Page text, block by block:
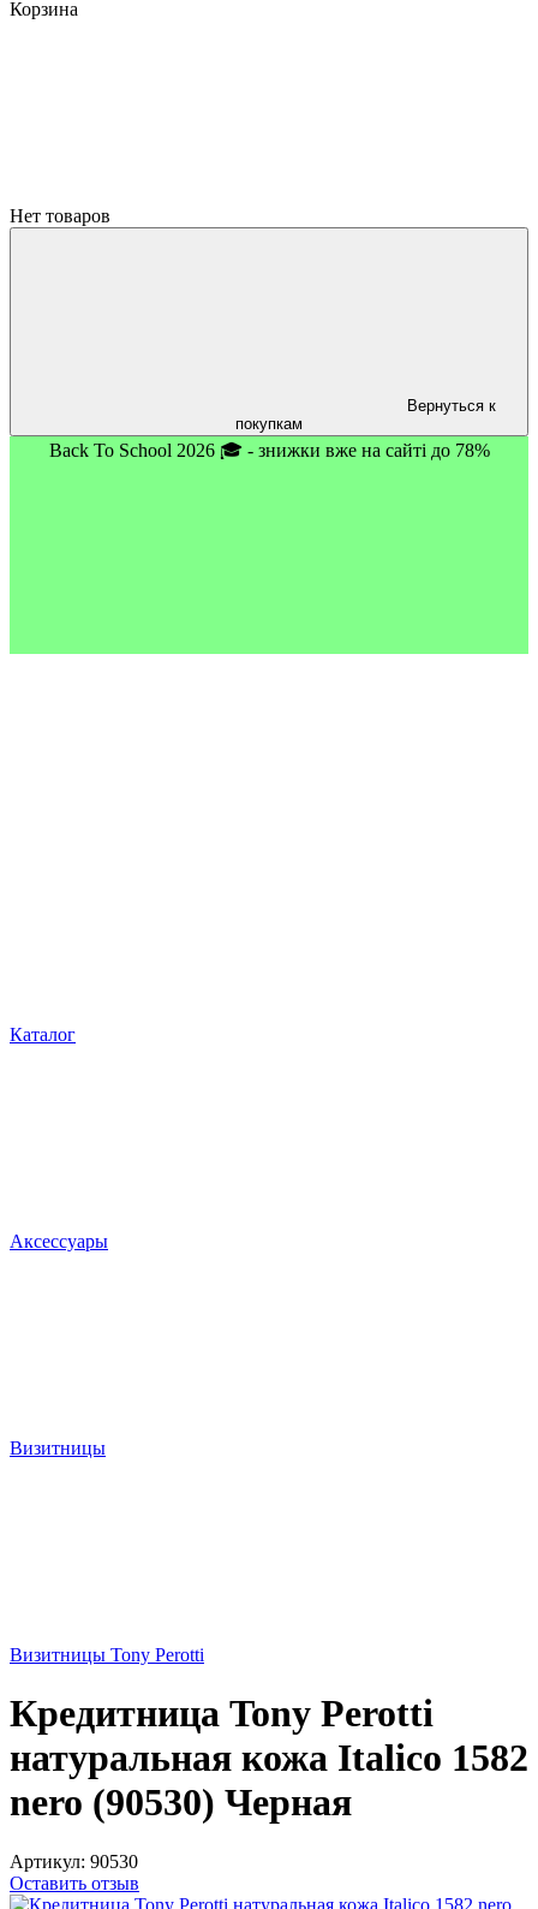
Корзина
Нет товаров
Вернуться к
покупкам
Back To School 2026 🎓 - знижки вже на сайті до 78%
Каталог
Аксессуары
Визитницы
Визитницы Tony Perotti
Кредитница Tony Perotti
натуральная кожа Italico 1582
nero (90530) Черная
Артикул: 90530
Оставить отзыв